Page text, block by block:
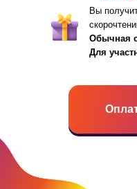
Вы
Обычная
Для